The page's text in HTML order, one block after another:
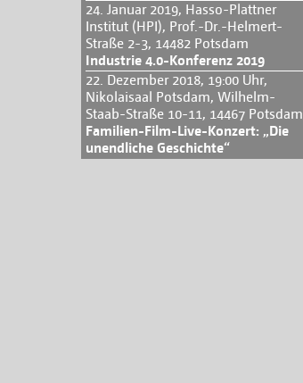
24. Januar 2019, Hasso-Plattner
Institut (HPI), Prof.-Dr.-Helmert-
Straße 2-3, 14482 Potsdam
Industrie 4.0-Konferenz 2019
22. Dezember 2018, 19:00 Uhr,
Nikolaisaal Potsdam, Wilhelm-
Staab-Straße 10-11, 14467 Potsdam
Familien-Film-Live-Konzert: „Die
unendliche Geschichte“